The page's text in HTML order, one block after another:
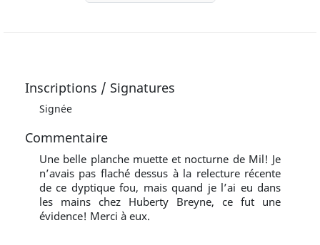
Inscriptions / Signatures
Signée
Commentaire
Une belle planche muette et nocturne de Mil! Je
n’avais pas flaché dessus à la relecture récente
de ce dyptique fou, mais quand je l’ai eu dans
les mains chez Huberty Breyne, ce fut une
évidence! Merci à eux.